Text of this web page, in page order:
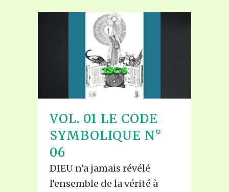
VOL. 01 LE CODE
SYMBOLIQUE N°
06
DIEU n’a jamais révélé
l’ensemble de la vérité à